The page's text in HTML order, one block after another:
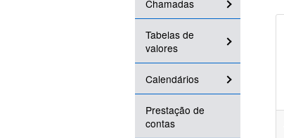
Chamadas
Tabelas de
valores
Calendários
Prestação de
contas